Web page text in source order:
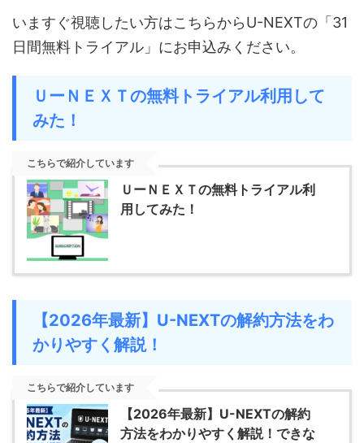
いますぐ視聴したい方はこちらからU-NEXTの「31
日間無料トライアル」にお申込みください。
ＵーＮＥＸＴの無料トライアル利用して
みた！
こちらで紹介しています
ＵーＮＥＸＴの無料トライアル利
用してみた！
【2026年最新】U-NEXTの解約方法をわ
かりやすく解説！
こちらで紹介しています
【2026年最新】U-NEXTの解約
方法をわかりやすく解説！できな